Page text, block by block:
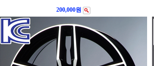
200,000원